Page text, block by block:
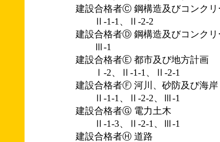
建設合格者Ⓒ 鋼構造及びコンクリ
Ⅱ-1-1、Ⅱ-2-2
建設合格者Ⓓ 鋼構造及びコンクリ
Ⅲ-1
建設合格者Ⓔ 都市及び地方計画
Ⅰ-2、Ⅱ-1-1、Ⅱ-2-1
建設合格者Ⓕ 河川、砂防及び海岸
Ⅱ-1-1、Ⅱ-2-2、Ⅲ-1
建設合格者Ⓖ 電力土木
Ⅱ-1-3、Ⅱ-2-1、Ⅲ-1
建設合格者Ⓗ 道路